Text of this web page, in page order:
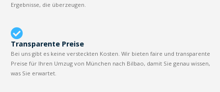
Ergebnisse, die überzeugen.
Transparente Preise
Bei uns gibt es keine versteckten Kosten. Wir bieten faire und transparente
Preise für Ihren Umzug von München nach Bilbao, damit Sie genau wissen,
was Sie erwartet.